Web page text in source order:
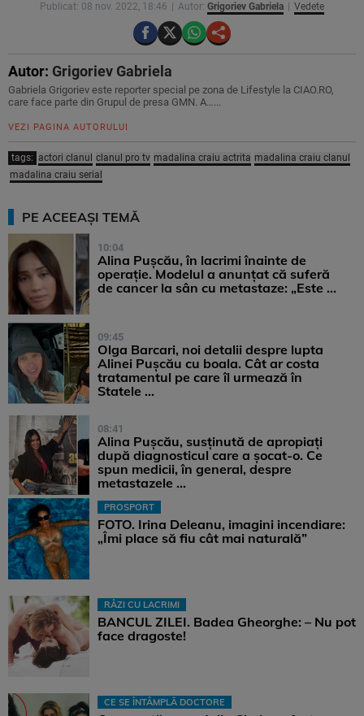
Publicat: 08 nov. 2022, 18:46 Autor: Grigoriev Gabriela Vedete
Autor: Grigoriev Gabriela
Gabriela Grigoriev este reporter special pe zona de Lifestyle la CIAO.RO,
care face parte din Grupul de presa GMN. A…...
VEZI PAGINA AUTORULUI
tags: actori clanul clanul pro tv madalina craiu actrita madalina craiu clanul
madalina craiu serial
PE ACEEAȘI TEMĂ
10:04
Alina Pușcău, în lacrimi înainte de
operație. Modelul a anunțat că suferă
de cancer la sân cu metastaze: „Este ...
09:45
Olga Barcari, noi detalii despre lupta
Alinei Pușcău cu boala. Cât ar costa
tratamentul pe care îl urmează în
Statele ...
08:41
Alina Pușcău, susținută de apropiați
după diagnosticul care a șocat-o. Ce
spun medicii, în general, despre
metastazele ...
PROSPORT
FOTO. Irina Deleanu, imagini incendiare:
„Îmi place să fiu cât mai naturală”
RÂZI CU LACRIMI
BANCUL ZILEI. Badea Gheorghe: – Nu pot
face dragoste!
CE SE ÎNTÂMPLĂ DOCTORE